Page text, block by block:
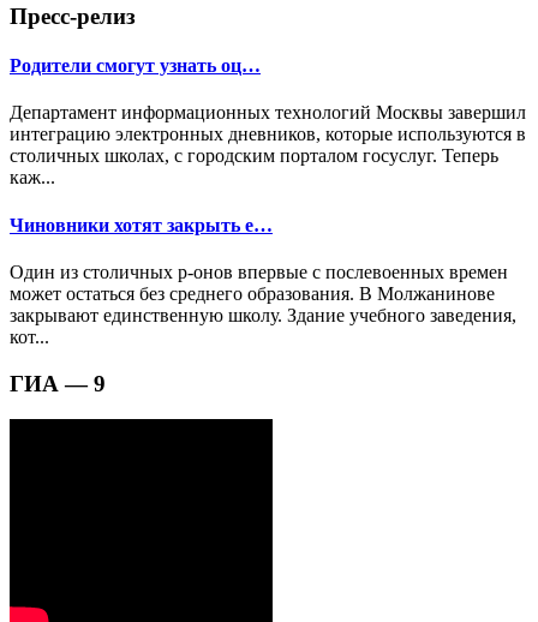
Пресс-релиз
Родители смогут узнать оц…
Департамент информационных технологий Москвы завершил
интеграцию электронных дневников, которые используются в
столичных школах, с городским порталом госуслуг. Теперь
каж...
Чиновники хотят закрыть е…
Один из столичных р-онов впервые с послевоенных времен
может остаться без среднего образования. В Молжанинове
закрывают единственную школу. Здание учебного заведения,
кот...
ГИА — 9